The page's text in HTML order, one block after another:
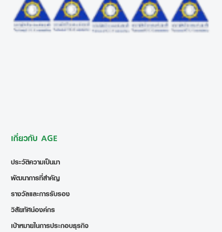
เกี่ยวกับ AGE
ประวัติความเป็นมา
พัฒนาการที่สำคัญ
รางวัลและการรับรอง
วิสัยทัศน์องค์กร
เป้าหมายในการประกอบธุรกิจ